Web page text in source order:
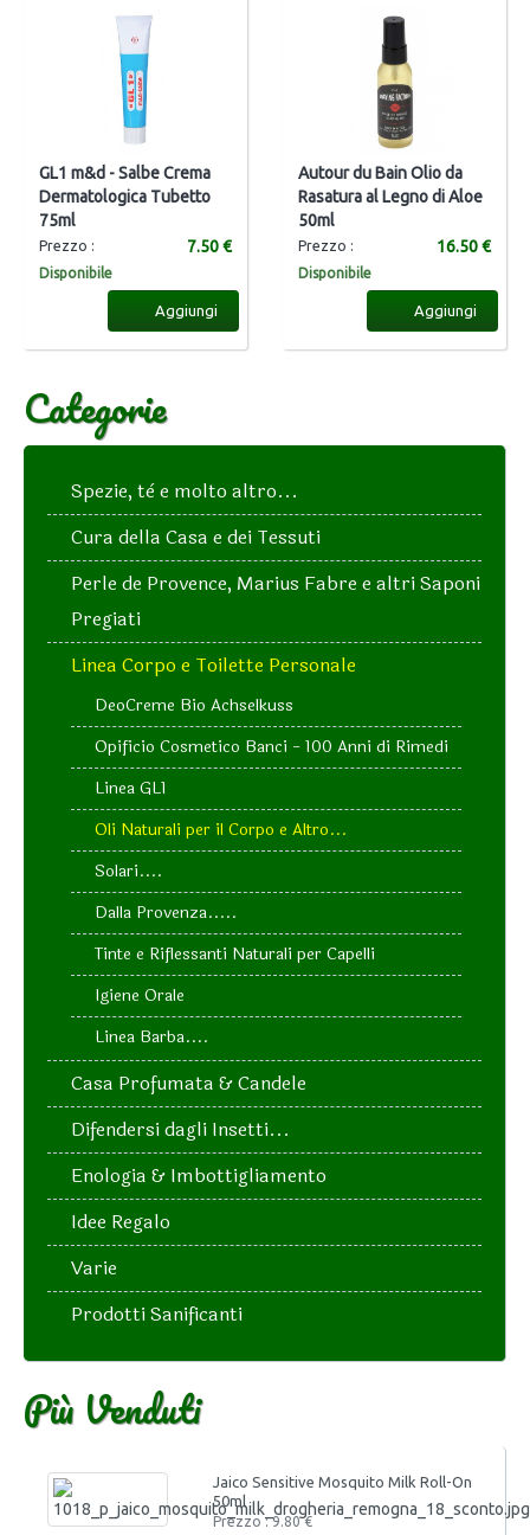
GL1 m&d - Salbe Crema
Dermatologica Tubetto
75ml
Prezzo : 7.50 €
Disponibile
Aggiungi
Autour du Bain Olio da
Rasatura al Legno di Aloe
50ml
Prezzo : 16.50 €
Disponibile
Aggiungi
Categorie
Spezie, tè e molto altro...
Cura della Casa e dei Tessuti
Perle de Provence, Marius Fabre e altri Saponi
Pregiati
Linea Corpo e Toilette Personale
DeoCreme Bio Achselkuss
Opificio Cosmetico Banci - 100 Anni di Rimedi
Linea GL1
Oli Naturali per il Corpo e Altro...
Solari....
Dalla Provenza.....
Tinte e Riflessanti Naturali per Capelli
Igiene Orale
Linea Barba....
Casa Profumata & Candele
Difendersi dagli Insetti...
Enologia & Imbottigliamento
Idee Regalo
Varie
Prodotti Sanificanti
Più Venduti
Jaico Sensitive Mosquito Milk Roll-On
50ml
Prezzo : 9.80 €